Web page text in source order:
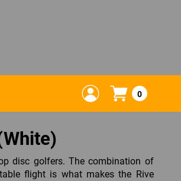
0
disc golfers. The combination of
flight is what makes the Rive